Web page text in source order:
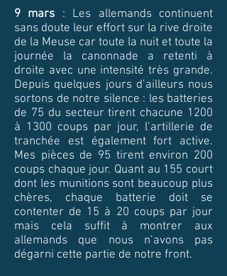
9 mars : Les allemands continuent
sans doute leur effort sur la rive droite
de la Meuse car toute la nuit et toute la
journée la canonnade a retenti à
droite avec une intensité très grande.
Depuis quelques jours d’ailleurs nous
sortons de notre silence : les batteries
de 75 du secteur tirent chacune 1200
à 1300 coups par jour, l’artillerie de
tranchée est également fort active.
Mes pièces de 95 tirent environ 200
coups chaque jour. Quant au 155 court
dont les munitions sont beaucoup plus
chères, chaque batterie doit se
contenter de 15 à 20 coups par jour
mais cela suffit à montrer aux
allemands que nous n’avons pas
dégarni cette partie de notre front.